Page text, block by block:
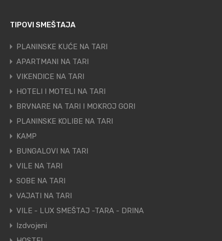
TIPOVI SMEŠTAJA
PLANINSKE KUĆE NA TARI
APARTMANI NA TARI
VIKENDICE NA TARI
HOTELI I MOTELI NA TARI
BRVNARE NA TARI I MOKROJ GORI
PLANINSKE KOLIBE NA TARI
KAMP
BUNGALOVI NA TARI
VILE NA TARI
SOBE NA TARI
VAJATI NA TARI
VILE - LUX SMEŠTAJ -TARA - DRINA
Izdvojeni